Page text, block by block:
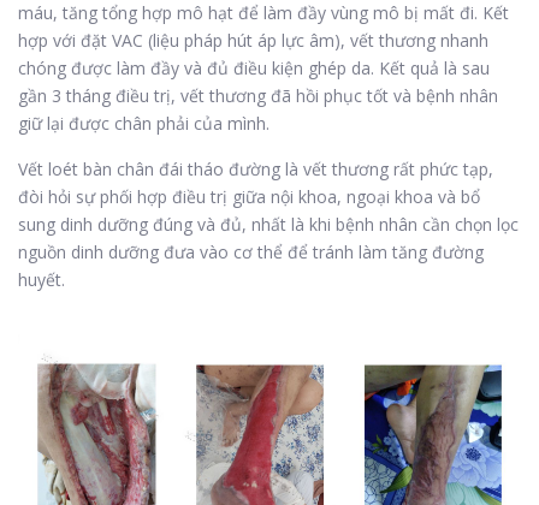
máu, tăng tổng hợp mô hạt để làm đầy vùng mô bị mất đi. Kết
hợp với đặt VAC (liệu pháp hút áp lực âm), vết thương nhanh
chóng được làm đầy và đủ điều kiện ghép da. Kết quả là sau
gần 3 tháng điều trị, vết thương đã hồi phục tốt và bệnh nhân
giữ lại được chân phải của mình.
Vết loét bàn chân đái tháo đường là vết thương rất phức tạp,
đòi hỏi sự phối hợp điều trị giữa nội khoa, ngoại khoa và bổ
sung dinh dưỡng đúng và đủ, nhất là khi bệnh nhân cần chọn lọc
nguồn dinh dưỡng đưa vào cơ thể để tránh làm tăng đường
huyết.